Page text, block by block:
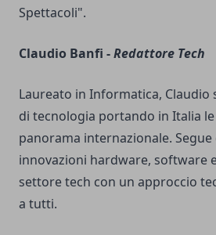
Spettacoli".
Claudio Banfi -Redattore Tech
Laureato in Informatica, Claudio
di tecnologia portando in Italia
panorama internazionale. Segue
innovazioni hardware, software
settore tech con un approccio
a tutti.